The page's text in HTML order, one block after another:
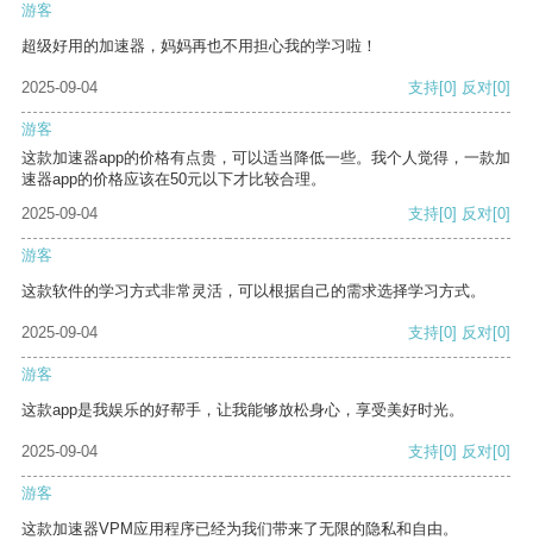
游客
超级好用的加速器，妈妈再也不用担心我的学习啦！
2025-09-04 支持[0] 反对[0]
游客
这款加速器app的价格有点贵，可以适当降低一些。我个人觉得，一款加
速器app的价格应该在50元以下才比较合理。
2025-09-04
支持[0] 反对[0]
游客
这款软件的学习方式非常灵活，可以根据自己的需求选择学习方式。
2025-09-04 支持[0] 反对[0]
游客
这款app是我娱乐的好帮手，让我能够放松身心，享受美好时光。
2025-09-04 支持[0] 反对[0]
游客
这款加速器VPM应用程序已经为我们带来了无限的隐私和自由。